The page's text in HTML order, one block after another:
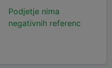
Podjetje nima
negativnih referenc